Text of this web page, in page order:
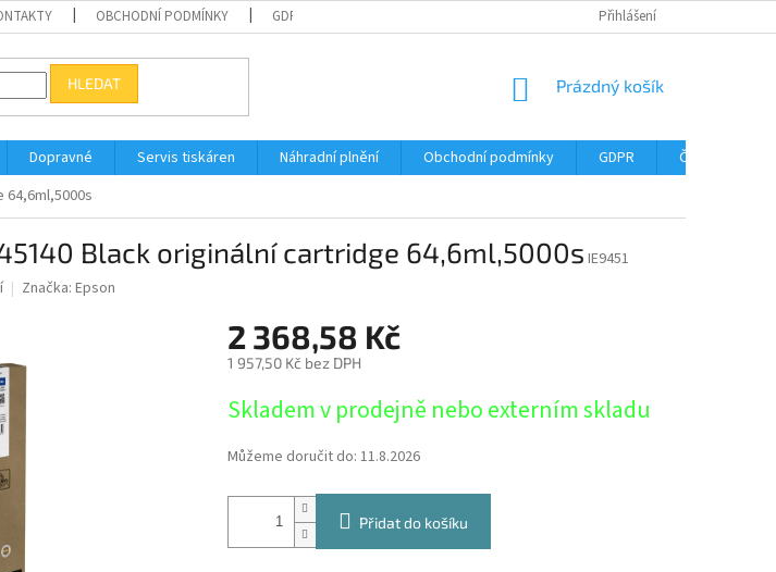
OBCHODNÍ PODMÍNKY GDPR SERVIS TISKÁREN
Přihlášení
HLEDAT
NÁKUPNÍ
Prázdný košík
Dopravné Servis tiskáren Náhradní plnění Obchodní podmínky GDPR
Časté dotazy
64,6ml,5000s
Black originální cartridge 64,6ml,5000sIE9451
Značka: Epson
2 368,58 Kč
1 957,50 Kč bez DPH
cena:
Skladem v prodejně nebo externím skladu
Můžeme doručit do: 11.8.2026
Přidat do košíku